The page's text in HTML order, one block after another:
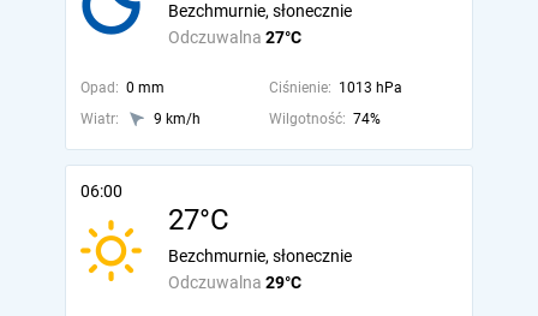
Odczuwalna 27°C
Bezchmurnie, słonecznie
Opad: 0 mm Ciśnienie: 1013 hPa
Wiatr:
9 km/h Wilgotność: 74%
06:00
27°C
Odczuwalna 29°C
Bezchmurnie, słonecznie